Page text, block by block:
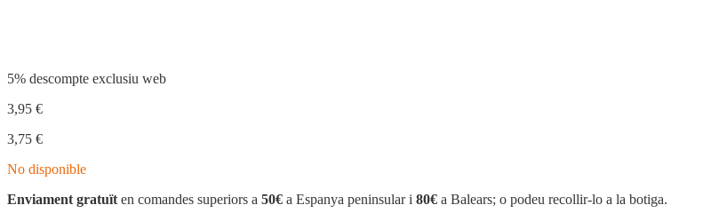
5% descompte exclusiu web
3,95 €
3,75 €
No disponible
Enviament gratuït en comandes superiors a 50€ a Espanya peninsular i 80€ a Balears; o podeu recollir-lo a la botiga.